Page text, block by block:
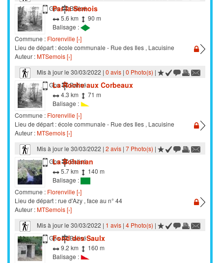
Marche
Gps Balisé
Par la Semois
5.6 km
90 m
Balisage :
Commune : Florenville [›]
Lieu de départ : école communale - Rue des Iles , Lacuisine
Auteur :MTSemois [›]
Mis à jour le 30/03/2022 | 0 avis| 0 Photo(s) |
Marche
Gps Balisé
La Roche aux Corbeaux
4.3 km
71 m
Balisage :
Commune : Florenville [›]
Lieu de départ : école communale - Rue des Iles , Lacuisine
Auteur :MTSemois [›]
Mis à jour le 30/03/2022 | 2 avis| 7 Photo(s) |
Marche
Gps Balisé
La Bohanan
5.7 km
140 m
Balisage :
Commune : Florenville [›]
Lieu de départ : rue d'Azy , face au n° 44
Auteur :MTSemois [›]
Mis à jour le 30/03/2022 | 1 avis| 4 Photo(s) |
Marche
Gps Balisé
Fond des Saulx
9.2 km
160 m
Balisage :